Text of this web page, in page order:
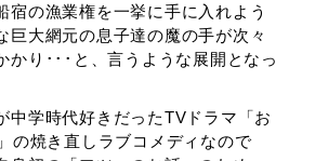
宿の漁業権を一挙に手に入れよう
巨大網元の息子達の魔の手が次々
かり･･･と、言うような展開となっ
中学時代好きだったTVドラマ「お
の焼き直しラブコメディなので